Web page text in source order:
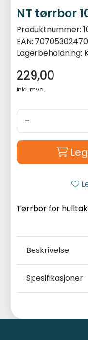
NT tørrbor
Produktnummer:
EAN:
Lagerbeholdning:
229,00
inkl. mva.
-
Tørrbor for
Beskrivelse
Spesifikasjoner